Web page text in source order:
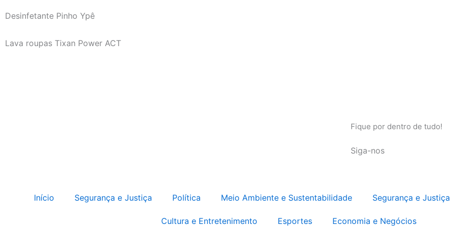
Desinfetante Pinho Ypê
Lava roupas Tixan Power ACT
Fique por dentro de tudo!
Siga-nos
Início Segurança e Justiça Política Meio Ambiente e Sustentabilidade Segurança e Justiça
Cultura e Entretenimento Esportes Economia e Negócios